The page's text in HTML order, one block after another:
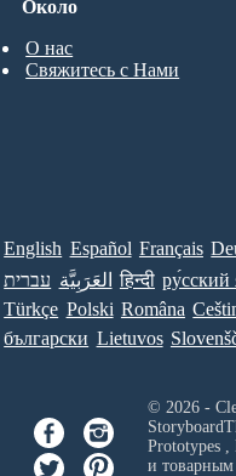
Около
О нас
Свяжитесь с Нами
English Español Français
עברית العَرَبِيَّة हिन्दी ру́сский
Türkçe Polski Româna
български Lietuvos
© 2026 -
Prototypes
и